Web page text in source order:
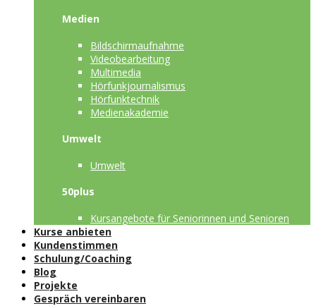
Medien
Bildschirmaufnahme
Videobearbeitung
Multimedia
Hörfunkjournalismus
Hörfunktechnik
Medienakademie
Umwelt
Umwelt
50plus
Kursangebote für Seniorinnen und Senioren
Kurse anbieten
Kundenstimmen
Schulung/Coaching
Blog
Projekte
Gespräch vereinbaren